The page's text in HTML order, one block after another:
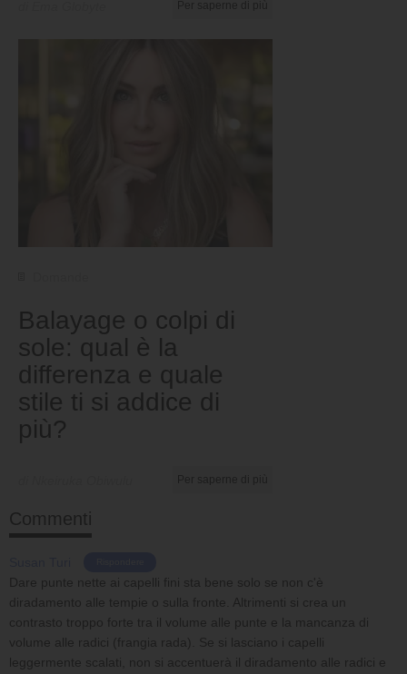
Balayage o colpi di
sole: qual è la
differenza e quale
stile ti si addice di
più?
Commenti
Dare punte nette ai capelli fini sta bene solo se non c'è
diradamento alle tempie o sulla fronte. Altrimenti si crea un
contrasto troppo forte tra il volume alle punte e la mancanza di
volume alle radici (frangia rada). Se si lasciano i capelli
leggermente scalati, non si accentuerà il diradamento alle radici e